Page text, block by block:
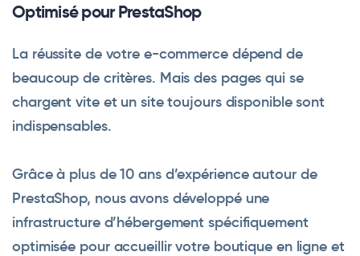
Optimisé pour PrestaShop
La réussite de votre e-commerce dépend de
beaucoup de critères. Mais des pages qui se
chargent vite et un site toujours disponible sont
indispensables.
Grâce à plus de 10 ans d’expérience autour de
PrestaShop, nous avons développé une
infrastructure d’hébergement spécifiquement
optimisée pour accueillir votre boutique en ligne et